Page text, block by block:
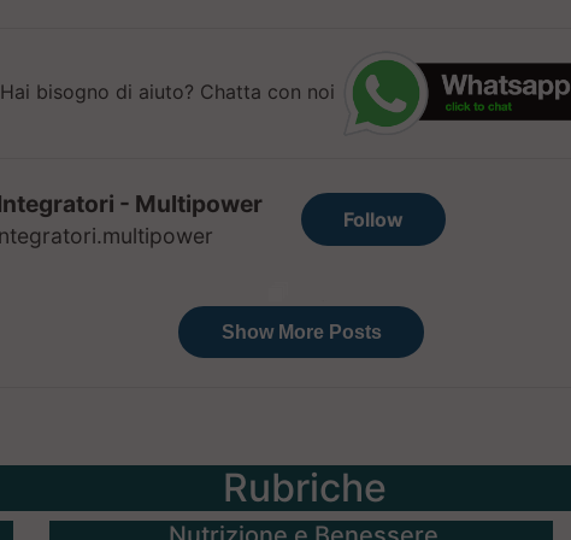
Hai bisogno di aiuto? Chatta con noi
Rubriche